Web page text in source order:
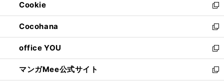
く
で
開
く
ド
ウ
で
開
く
ィ
ン
ド
ウ
で
開
く
Cookie
新
し
い
ウ
ィ
ン
ド
ウ
Cocohana
新
し
い
ウ
ィ
ン
office YOU
新
し
い
マンガMee公式サイト
新